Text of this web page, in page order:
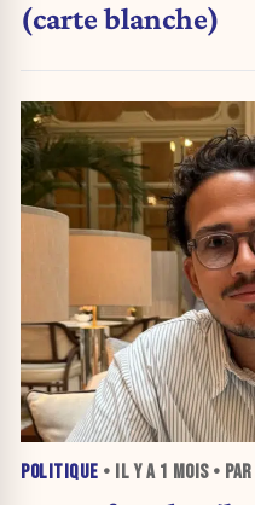
(carte blanche)
POLITIQUE • IL Y A 1 MOIS• PAR